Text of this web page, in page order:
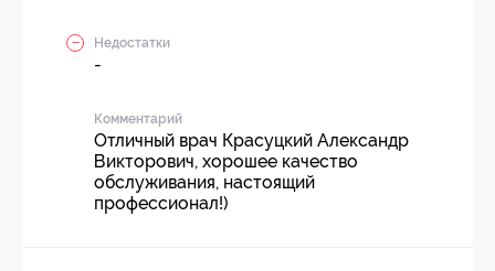
Недостатки
-
Комментарий
Отличный врач Красуцкий Александр
Викторович, хорошее качество
обслуживания, настоящий
профессионал!)